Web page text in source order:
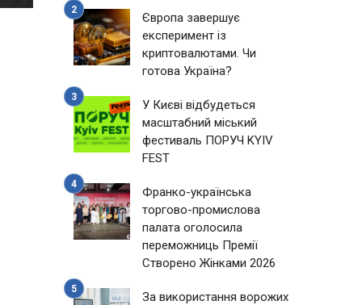
Європа завершує
експеримент із
криптовалютами. Чи
готова Україна?
У Києві відбудеться
масштабний міський
фестиваль ПОРУЧ KYIV
FEST
Франко-українська
торгово-промислова
палата оголосила
переможниць Премії
Створено Жінками 2026
За використання ворожих